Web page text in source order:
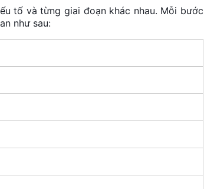
tố và từng giai đoạn khác nhau. Mỗi bước
như sau: